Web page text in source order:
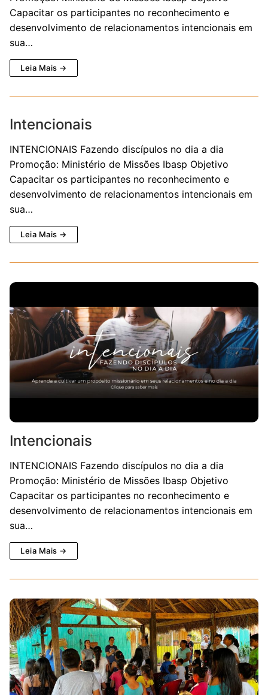
Capacitar os participantes no reconhecimento e
desenvolvimento de relacionamentos intencionais em
sua…
Leia Mais →
Intencionais
INTENCIONAIS Fazendo discípulos no dia a dia
Promoção: Ministério de Missões Ibasp Objetivo
Capacitar os participantes no reconhecimento e
desenvolvimento de relacionamentos intencionais em
sua…
Leia Mais →
Intencionais
INTENCIONAIS Fazendo discípulos no dia a dia
Promoção: Ministério de Missões Ibasp Objetivo
Capacitar os participantes no reconhecimento e
desenvolvimento de relacionamentos intencionais em
sua…
Leia Mais →